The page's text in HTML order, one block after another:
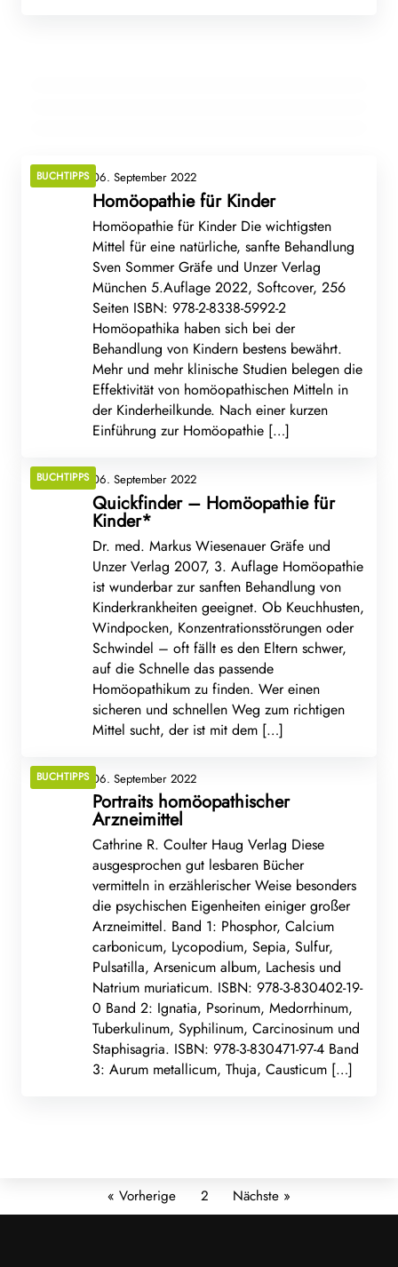
BUCHTIPPS 06. September 2022
Homöopathie für Kinder
Homöopathie für Kinder Die wichtigsten
Mittel für eine natürliche, sanfte Behandlung
Sven Sommer Gräfe und Unzer Verlag
München 5.Auflage 2022, Softcover, 256
Seiten ISBN: 978-2-8338-5992-2
Homöopathika haben sich bei der
Behandlung von Kindern bestens bewährt.
Mehr und mehr klinische Studien belegen die
Effektivität von homöopathischen Mitteln in
der Kinderheilkunde. Nach einer kurzen
Einführung zur Homöopathie […]
BUCHTIPPS 06. September 2022
Quickfinder – Homöopathie für
Kinder*
Dr. med. Markus Wiesenauer Gräfe und
Unzer Verlag 2007, 3. Auflage Homöopathie
ist wunderbar zur sanften Behandlung von
Kinderkrankheiten geeignet. Ob Keuchhusten,
Windpocken, Konzentrationsstörungen oder
Schwindel – oft fällt es den Eltern schwer,
auf die Schnelle das passende
Homöopathikum zu finden. Wer einen
sicheren und schnellen Weg zum richtigen
Mittel sucht, der ist mit dem […]
BUCHTIPPS 06. September 2022
Portraits homöopathischer
Arzneimittel
Cathrine R. Coulter Haug Verlag Diese
ausgesprochen gut lesbaren Bücher
vermitteln in erzählerischer Weise besonders
die psychischen Eigenheiten einiger großer
Arzneimittel. Band 1: Phosphor, Calcium
carbonicum, Lycopodium, Sepia, Sulfur,
Pulsatilla, Arsenicum album, Lachesis und
Natrium muriaticum. ISBN: 978-3-830402-19-
0 Band 2: Ignatia, Psorinum, Medorrhinum,
Tuberkulinum, Syphilinum, Carcinosinum und
Staphisagria. ISBN: 978-3-830471-97-4 Band
3: Aurum metallicum, Thuja, Causticum […]
« Vorherige 2 Nächste »